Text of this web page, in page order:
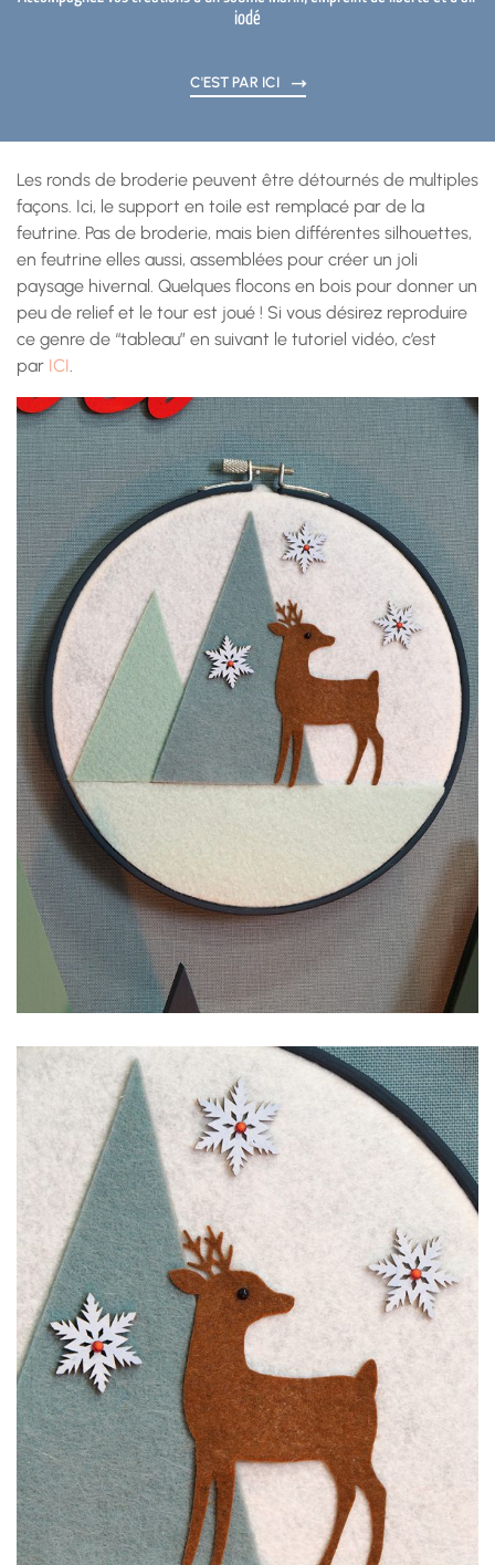
iodé
C'EST PAR ICI
Les ronds de broderie peuvent être détournés de multiples
façons. Ici, le support en toile est remplacé par de la
feutrine. Pas de broderie, mais bien différentes silhouettes,
en feutrine elles aussi, assemblées pour créer un joli
paysage hivernal. Quelques flocons en bois pour donner un
peu de relief et le tour est joué ! Si vous désirez reproduire
ce genre de “tableau” en suivant le tutoriel vidéo, c’est
par ICI.